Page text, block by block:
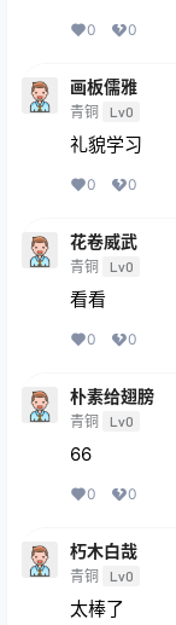
0 0
画板儒雅
青铜 Lv0
礼貌学习
0 0
花卷威武
青铜 Lv0
看看
0 0
朴素给翅膀
青铜 Lv0
66
0 0
朽木白哉
青铜 Lv0
太棒了